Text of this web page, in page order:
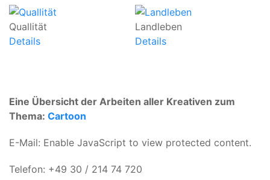
Quallität
Details
Landleben
Details
Eine Übersicht der Arbeiten aller Kreativen zum
Thema: Cartoon
E-Mail: Enable JavaScript to view protected content.
Telefon: +49 30 / 214 74 720